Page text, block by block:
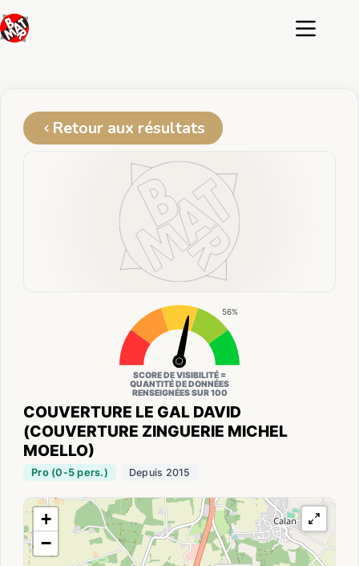
au
contenu
Retour aux résultats
COUVERTURE LE GAL DAVID
(COUVERTURE ZINGUERIE MICHEL
MOELLO)
Pro (0-5 pers.) Depuis 2015
56%
SCORE DE VISIBILITÉ =
QUANTITÉ DE DONNÉES
RENSEIGNÉES SUR 100
+
−